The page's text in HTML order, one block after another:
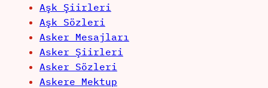
Aşk Şiirleri
Aşk Sözleri
Asker Mesajları
Asker Şiirleri
Asker Sözleri
Askere Mektup